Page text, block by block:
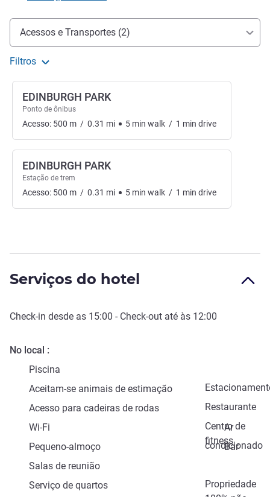
Acesso e transporte
Acessos e Transportes (2)
Filtros
EDINBURGH PARK
Ponto de ônibus
Acesso: 500 m / 0.31 mi 5 min walk / 1 min drive
EDINBURGH PARK
Estação de trem
Acesso: 500 m / 0.31 mi 5 min walk / 1 min drive
Serviços do hotel
Check-in desde as 15:00 - Check-out até às 12:00
No local
Piscina
Aceitam-se animais de estimação
Restaurante
Acesso para cadeiras de rodas
Centro de
fitness
Wi-Fi
Ar
condicionado
Pequeno-almoço
Bar
Salas de reunião
Propriedade
Serviço de quartos